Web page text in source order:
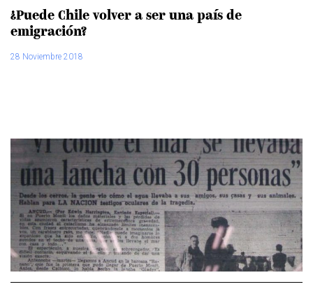
¿Puede Chile volver a ser una país de
emigración?
28 Noviembre 2018